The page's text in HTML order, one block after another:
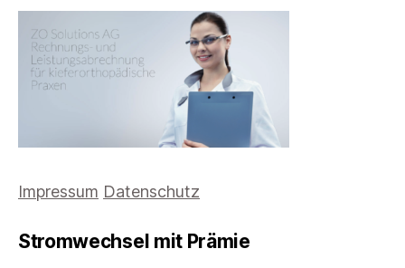
Impressum Datenschutz
Stromwechsel mit Prämie